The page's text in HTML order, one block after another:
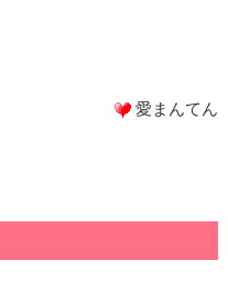
愛まんてん